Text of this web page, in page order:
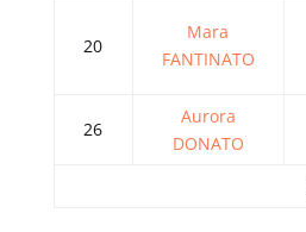
20
Mara
FANTINATO
26
Aurora
DONATO